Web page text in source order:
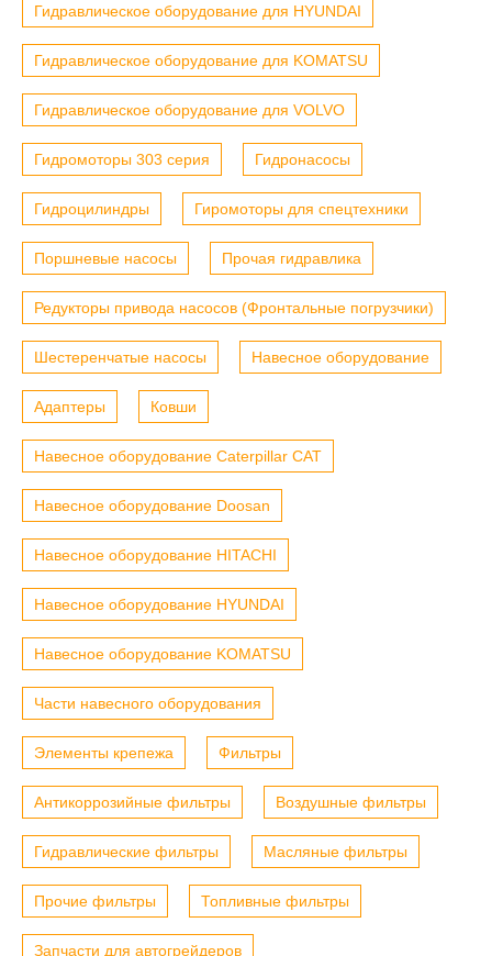
Гидравлическое оборудование для HYUNDAI
Гидравлическое оборудование для KOMATSU
Гидравлическое оборудование для VOLVO
Гидромоторы 303 серия Гидронасосы
Гидроцилиндры Гиромоторы для спецтехники
Поршневые насосы Прочая гидравлика
Редукторы привода насосов (Фронтальные погрузчики)
Шестеренчатые насосы Навесное оборудование
Адаптеры Ковши
Навесное оборудование Caterpillar CAT
Навесное оборудование Doosan
Навесное оборудование HITACHI
Навесное оборудование HYUNDAI
Навесное оборудование KOMATSU
Части навесного оборудования
Элементы крепежа Фильтры
Антикоррозийные фильтры Воздушные фильтры
Гидравлические фильтры Масляные фильтры
Прочие фильтры Топливные фильтры
Запчасти для автогрейдеров